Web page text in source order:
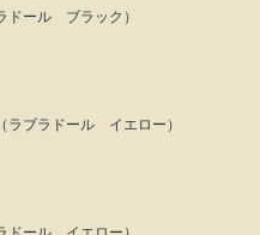
ール ブラック）
ブラドール イエロー）
ール イエロー）